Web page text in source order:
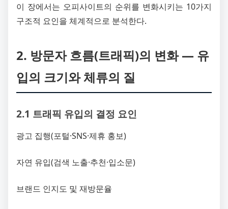
이 장에서는 오피사이트의 순위를 변화시키는 10가지
구조적 요인을 체계적으로 분석한다.
2. 방문자 흐름(트래픽)의 변화 ― 유
입의 크기와 체류의 질
2.1 트래픽 유입의 결정 요인
광고 집행(포털·SNS·제휴 홍보)
자연 유입(검색 노출·추천·입소문)
브랜드 인지도 및 재방문율